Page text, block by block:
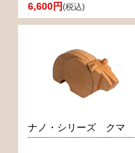
6,600円(税込)
ナノ・シリーズ クマ